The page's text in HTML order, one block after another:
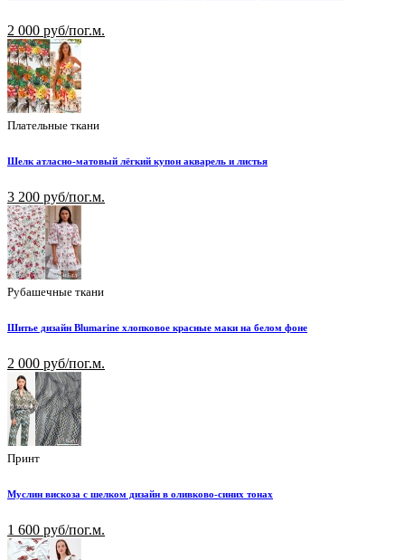
2 000 руб/пог.м.
Плательные ткани
Шелк атласно-матовый лёгкий купон акварель и листья
3 200 руб/пог.м.
Рубашечные ткани
Шитье дизайн Blumarine хлопковое красные маки на белом фоне
2 000 руб/пог.м.
Принт
Муслин вискоза с шелком дизайн в оливково-синих тонах
1 600 руб/пог.м.